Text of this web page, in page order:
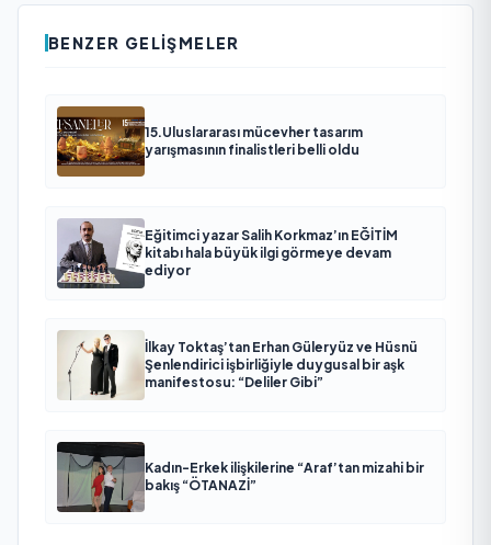
BENZER GELIŞMELER
15.Uluslararası mücevher tasarım
yarışmasının finalistleri belli oldu
Eğitimci yazar Salih Korkmaz’ın EĞİTİM
kitabı hala büyük ilgi görmeye devam
ediyor
İlkay Toktaş’tan Erhan Güleryüz ve Hüsnü
Şenlendirici işbirliğiyle duygusal bir aşk
manifestosu: “Deliler Gibi”
Kadın-Erkek ilişkilerine “Araf’tan mizahi bir
bakış “ÖTANAZİ”